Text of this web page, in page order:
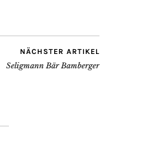
NÄCHSTER ARTIKEL
Seligmann Bär Bamberger